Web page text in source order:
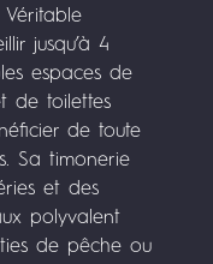
Véritable
jusqu’à 4
espaces de
de toilettes
de toute
Sa timonerie
et des
polyvalent
de pêche ou